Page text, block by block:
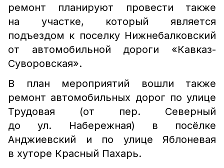
ремонт планируют провести также
на участке, который является
подъездом к поселку Нижнебалковский
от автомобильной дороги «Кавказ-
Суворовская».
В план мероприятий вошли также
ремонт автомобильных дорог по улице
Трудовая (от пер. Северный
до ул. Набережная) в посёлке
Анджиевский и по улице Яблоневая
в хуторе Красный Пахарь.